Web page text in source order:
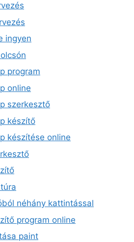
ingyen
program
online
szerkesztő
készítő
készítése online
néhány kattintással
program online
paint